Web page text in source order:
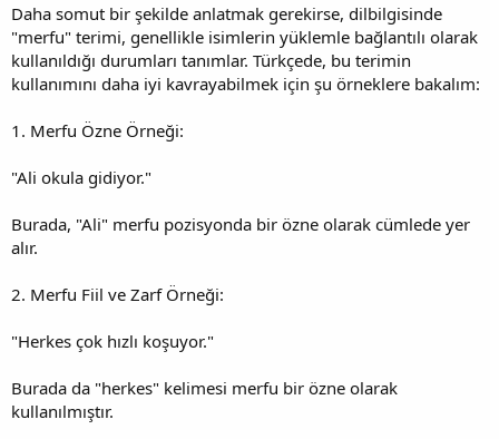
Daha somut bir şekilde anlatmak gerekirse, dilbilgisinde
"merfu" terimi, genellikle isimlerin yüklemle bağlantılı olarak
kullanıldığı durumları tanımlar. Türkçede, bu terimin
kullanımını daha iyi kavrayabilmek için şu örneklere bakalım:
1. Merfu Özne Örneği:
"Ali okula gidiyor."
Burada, "Ali" merfu pozisyonda bir özne olarak cümlede yer
alır.
2. Merfu Fiil ve Zarf Örneği:
"Herkes çok hızlı koşuyor."
Burada da "herkes" kelimesi merfu bir özne olarak
kullanılmıştır.